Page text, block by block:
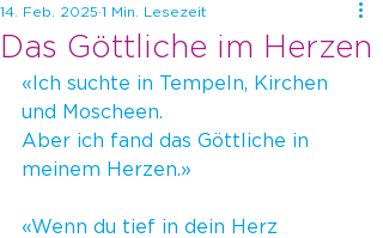
Das Göttliche im Herzen
14. Feb. 2025 1 Min. Lesezeit
«Ich suchte in Tempeln, Kirchen
und Moscheen.
Aber ich fand das Göttliche in
meinem Herzen.»
«Wenn du tief in dein Herz